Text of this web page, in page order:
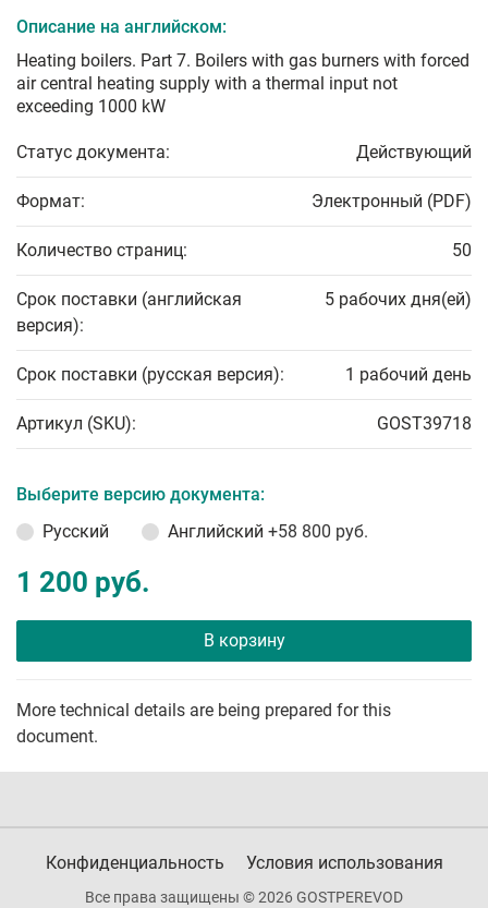
Описание на английском:
Heating boilers. Part 7. Boilers with gas burners with forced
air central heating supply with a thermal input not
exceeding 1000 kW
Статус документа: Действующий
Формат: Электронный (PDF)
Количество страниц: 50
Срок поставки (английская
версия):
5 рабочих дня(ей)
Срок поставки (русская версия): 1 рабочий день
Артикул (SKU): GOST39718
Выберите версию документа:
Русский
Английский +58 800 руб.
1 200 руб.
В корзину
More technical details are being prepared for this
document.
Конфиденциальность Условия использования
Все права защищены © 2026 GOSTPEREVOD